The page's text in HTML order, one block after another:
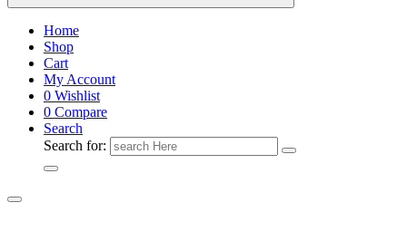
Home
Shop
Cart
My Account
0 Wishlist
0 Compare
Search
Search for: